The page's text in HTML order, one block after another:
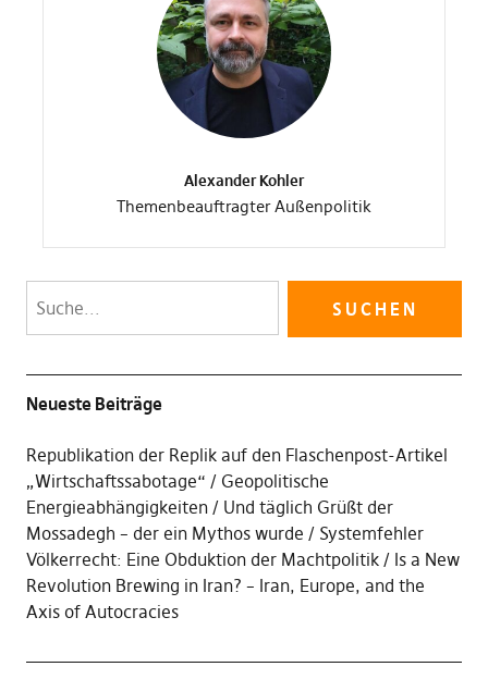
Alexander Kohler
Themenbeauftragter Außenpolitik
Neueste Beiträge
Republikation der Replik auf den Flaschenpost-Artikel
„Wirtschaftssabotage“
Geopolitische
Energieabhängigkeiten
Und täglich Grüßt der
Mossadegh – der ein Mythos wurde
Systemfehler
Völkerrecht: Eine Obduktion der Machtpolitik
Is a New
Revolution Brewing in Iran? – Iran, Europe, and the
Axis of Autocracies